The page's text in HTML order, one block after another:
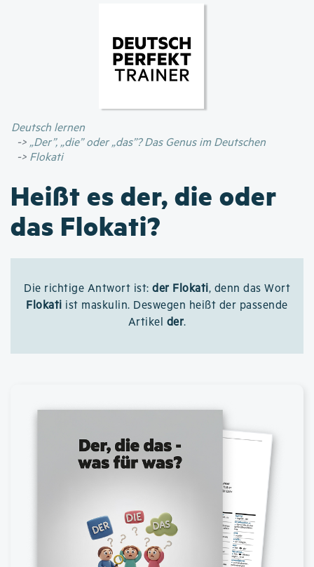
Inhalt
Deutsch lernen
„Der”, „die” oder „das”? Das Genus im Deutschen
Flokati
Heißt es der, die oder
das Flokati?
Die richtige Antwort ist: der Flokati, denn das Wort
Flokati ist maskulin. Deswegen heißt der passende
Artikel der.